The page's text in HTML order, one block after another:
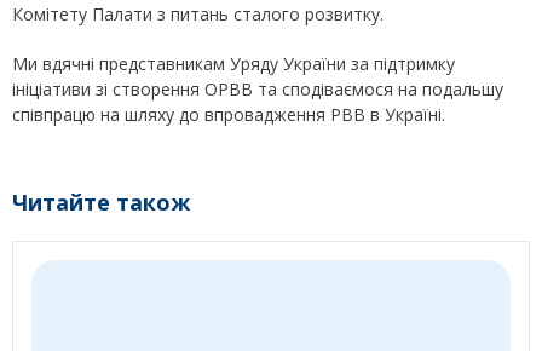
Комітету Палати з питань сталого розвитку.
Ми вдячні представникам Уряду України за підтримку
ініціативи зі створення ОРВВ та сподіваємося на подальшу
співпрацю на шляху до впровадження РВВ в Україні.
Читайте також